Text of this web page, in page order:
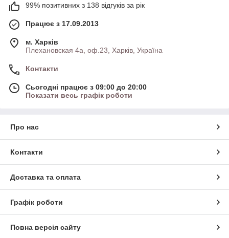
99% позитивних з 138 відгуків за рік
Працює з 17.09.2013
м. Харків
Плехановская 4а, оф.23, Харків, Україна
Контакти
Сьогодні працює з 09:00 до 20:00
Показати весь графік роботи
Про нас
Контакти
Доставка та оплата
Графік роботи
Повна версія сайту